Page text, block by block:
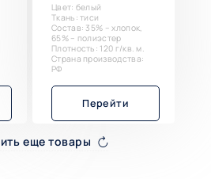
Цвет: белый
Ткань: тиси
Состав: 35% – хлопок,
65% – полиэстер
Плотность: 120 г/кв. м.
Страна производства:
РФ
Перейти
еще товары